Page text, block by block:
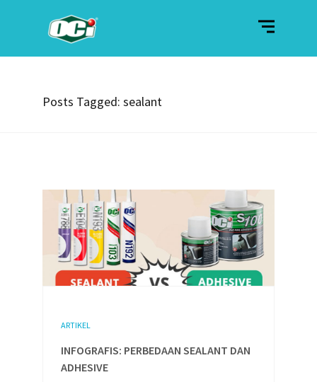
Posts Tagged: sealant
ARTIKEL
INFOGRAFIS: PERBEDAAN SEALANT DAN
ADHESIVE